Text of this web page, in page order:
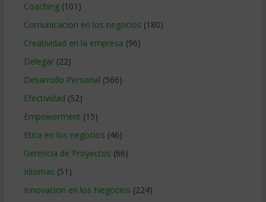
Coaching(101)
Comunicacion en los negocios (180)
Creatividad en la empresa (96)
Delegar(22)
Desarrollo Personal (566)
Efectividad (52)
Empowerment (15)
Etica en los negocios (46)
Gerencia de Proyectos (66)
Idiomas (51)
Innovacion en los Negocios (224)